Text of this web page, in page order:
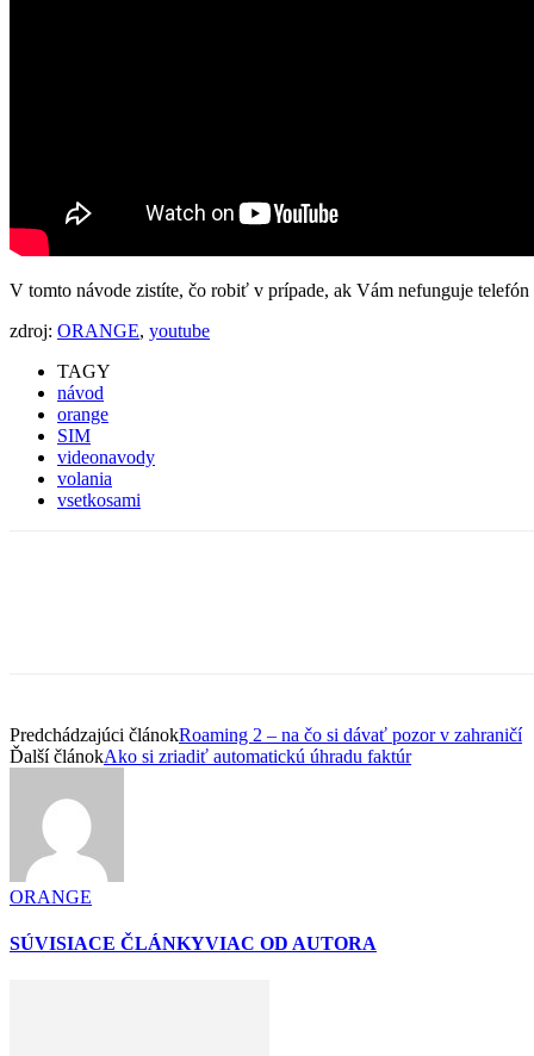
V tomto návode zistíte, čo robiť v prípade, ak Vám nefunguje
zdroj: ORANGE, youtube
TAGY
návod
orange
SIM
videonavody
volania
vsetkosami
Predchádzajúci článokRoaming 2 – na čo si dávať pozor v zahraničí
Ďalší článokAko si zriadiť automatickú úhradu faktúr
ORANGE
SÚVISIACE ČLÁNKYVIAC OD AUTORA